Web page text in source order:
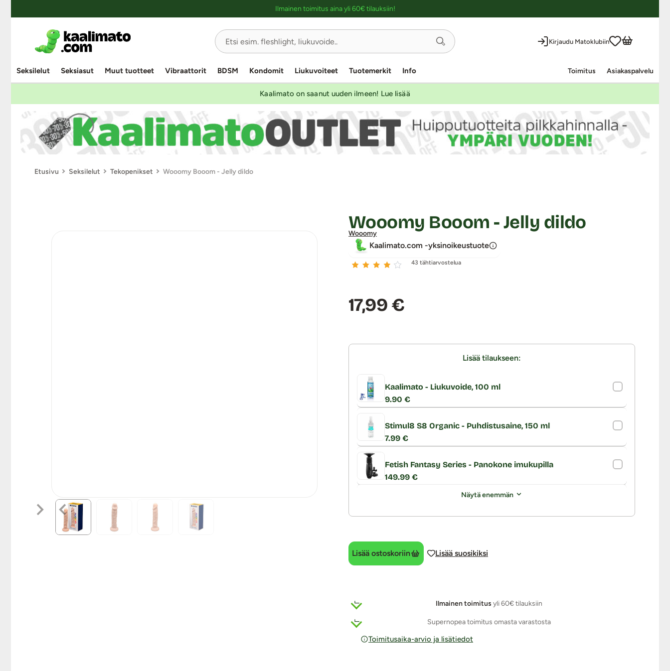
Ilmainen toimitus aina yli 60€ tilauksiin!
Kirjaudu Matoklubiin
Seksilelut Seksiasut Muut tuotteet Vibraattorit BDSM Kondomit Liukuvoiteet Tuotemerkit Info Toimitus Asiakaspalvelu
Kaalimato on saanut uuden ilmeen! Lue lisää
Etusivu Seksilelut Tekopenikset Wooomy Booom - Jelly dildo
Wooomy
Wooomy Booom - Jelly dildo
Kaalimato.com -yksinoikeustuote
43 tähtiarvostelua
Hinta:
17,99 €
Lisää tilaukseen:
Kaalimato - Liukuvoide, 100 ml
9.90 €
Stimul8 S8 Organic - Puhdistusaine, 150 ml
7.99 €
Fetish Fantasy Series - Panokone imukupilla
149.99 €
Näytä enemmän
Lisää ostoskoriin Lisää suosikiksi
Ilmainen toimitus yli 60€ tilauksiin
Supernopea toimitus omasta varastosta
Toimitusaika-arvio ja lisätiedot